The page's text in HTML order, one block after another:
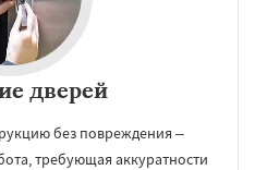
дверей
без повреждения –
требующая аккуратности